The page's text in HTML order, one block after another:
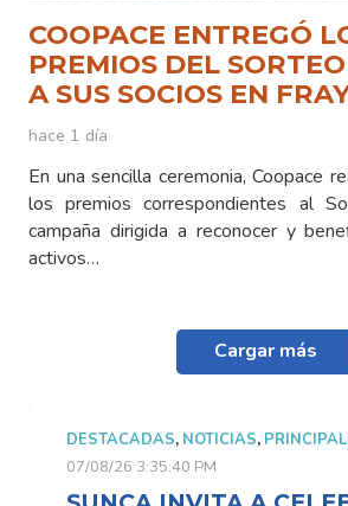
COOPACE ENTREGÓ
PREMIOS DEL
A SUS SOCIOS EN
hace 1 día
En una sencilla ceremonia, Coopace
los premios correspondientes al
campaña dirigida a reconocer y
activos…
Cargar más
DESTACADAS, NOTICIAS,
07/08/26 3:35:40 PM